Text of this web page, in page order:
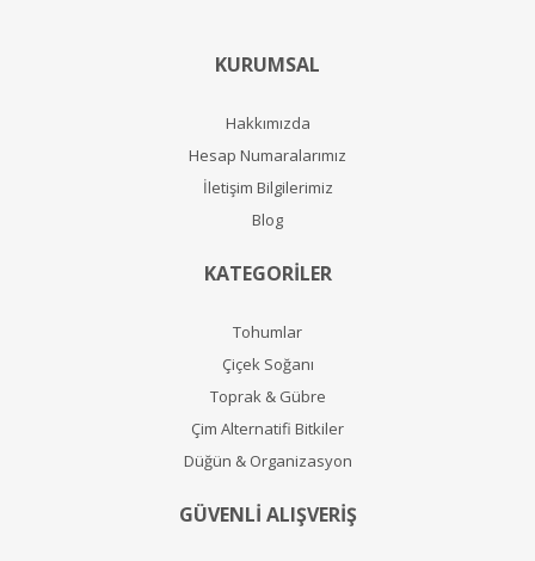
KURUMSAL
Hakkımızda
Hesap Numaralarımız
İletişim Bilgilerimiz
Blog
KATEGORİLER
Tohumlar
Çiçek Soğanı
Toprak & Gübre
Çim Alternatifi Bitkiler
Düğün & Organizasyon
GÜVENLİ ALIŞVERİŞ